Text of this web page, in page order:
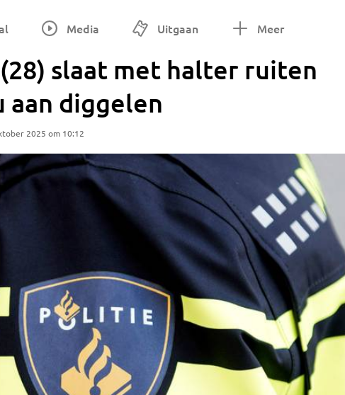
Media Uitgaan Meer
slaat met halter ruiten
diggelen
2025 om 10:12